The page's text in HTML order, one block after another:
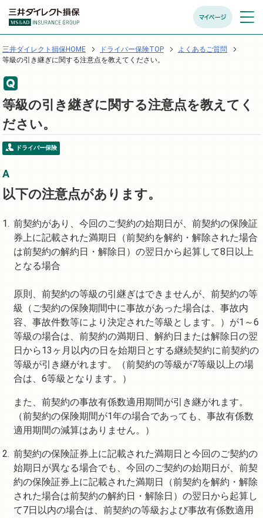
マイページ メニュ
開く
三井ダイレクト損保HOME ドライバー保険TOP
よくあるご質問
等級の引き継ぎに関する注意点を教えてください。
等級の引き継ぎに関する注意点を教えてく
ださい。
ドライバー保険
以下の注意点があります。
前契約があり、今回のご契約の始期日が、前契約の保険証
券上に記載された満期日（前契約を解約・解除された場合
は前契約の解約日・解除日）の翌日から起算して8日以上
となる場合
原則、前契約の等級の引継ぎはできませんが、前契約の等
級（ご契約の保険期間中に事故があった場合は、事故内
容、事故件数等により決定された等級とします。）が1～6
等級の場合は、前契約の満期日、解約日または解除日の翌
日から13ヶ月以内の日を始期日とする継続契約に前契約の
等級が引き継がれます。（前契約の等級が7等級以上の場
合は、6等級となります。）
また、前契約の事故有係数適用期間が引き継がれます。
（前契約の保険期間が1年の場合であっても、事故有係数
適用期間の減算はありません。）
前契約の保険証券上に記載された満期日と今回のご契約の
始期日が異なる場合でも、今回のご契約の始期日が、前契
約の保険証券上に記載された満期日（前契約を解約・解除
された場合は前契約の解約日・解除日）の翌日から起算し
て7日以内の場合は、前契約の等級および事故有係数適用